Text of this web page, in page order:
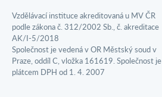
Vzdělávací instituce akreditovaná u MV ČR
podle zákona č. 312/2002 Sb., č. akreditace
AK/I-5/2018
Společnost je vedená v OR Městský soud v
Praze, oddíl C, vložka 161619. Společnost je
plátcem DPH od 1. 4. 2007